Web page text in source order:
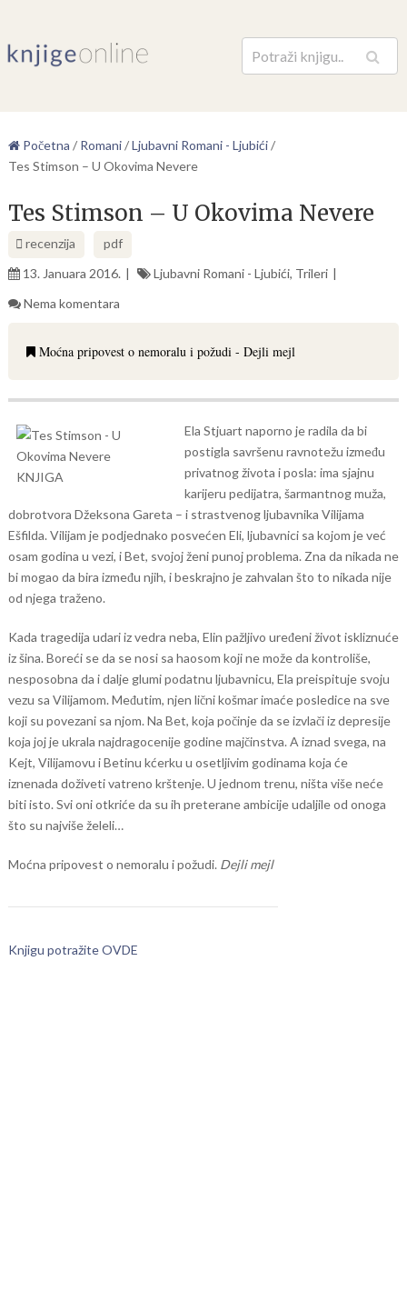
Pretraga
Početna / Romani/Ljubavni Romani - Ljubići/
Tes Stimson – U Okovima Nevere
Tes Stimson – U Okovima Nevere
recenzija
pdf
13. Januara 2016.
Ljubavni Romani - Ljubići, Trileri
Nema komentara
Moćna pripovest o nemoralu i požudi - Dejli mejl
Ela Stjuart naporno je radila da bi
postigla savršenu ravnotežu između
privatnog života i posla: ima sjajnu
karijeru pedijatra, šarmantnog muža,
dobrotvora Džeksona Gareta – i strastvenog ljubavnika Vilijama
Ešfilda. Vilijam je podjednako posvećen Eli, ljubavnici sa kojom je već
osam godina u vezi, i Bet, svojoj ženi punoj problema. Zna da nikada ne
bi mogao da bira između njih, i beskrajno je zahvalan što to nikada nije
od njega traženo.
Kada tragedija udari iz vedra neba, Elin pažljivo uređeni život iskliznuće
iz šina. Boreći se da se nosi sa haosom koji ne može da kontroliše,
nesposobna da i dalje glumi podatnu ljubavnicu, Ela preispituje svoju
vezu sa Vilijamom. Međutim, njen lični košmar imaće posledice na sve
koji su povezani sa njom. Na Bet, koja počinje da se izvlači iz depresije
koja joj je ukrala najdragocenije godine majčinstva. A iznad svega, na
Kejt, Vilijamovu i Betinu kćerku u osetljivim godinama koja će
iznenada doživeti vatreno krštenje. U jednom trenu, ništa više neće
biti isto. Svi oni otkriće da su ih preterane ambicije udaljile od onoga
što su najviše želeli…
Moćna pripovest o nemoralu i požudi. Dejli mejl
Knjigu potražite OVDE